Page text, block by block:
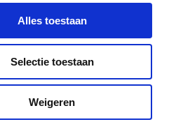
Alles toestaan
Selectie toestaan
Weigeren
Regelapparatuur
Alle koeling